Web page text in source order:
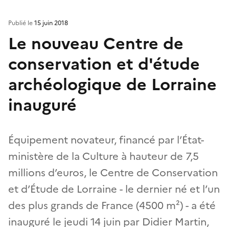
Le nouveau Centre de
conservation et d'étude
archéologique de Lorraine
inauguré
Équipement novateur, financé par l’État-
ministère de la Culture à hauteur de 7,5
millions d’euros, le Centre de Conservation
et d’Étude de Lorraine - le dernier né et l’un
des plus grands de France (4500 m²) - a été
inauguré le jeudi 14 juin par Didier Martin,
Publié le15 juin 2018